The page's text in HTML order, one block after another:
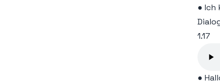
● Ich
1.17
●